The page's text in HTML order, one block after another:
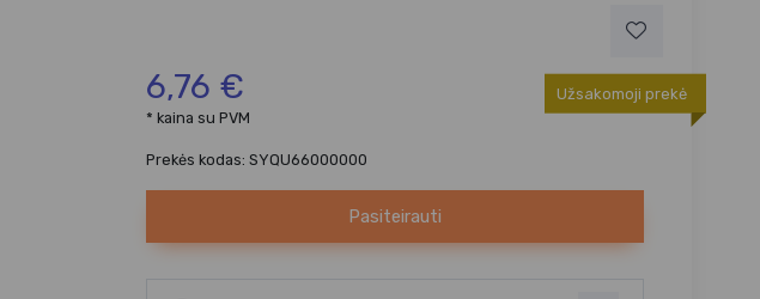
6,76 €
Užsakomoji prekė
* kaina su PVM
Prekės kodas: SYQU66000000
Pasiteirauti